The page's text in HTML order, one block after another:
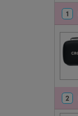
1
2